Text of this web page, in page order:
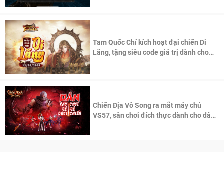
Tam Quốc Chí kích hoạt đại chiến Di
Lăng, tặng siêu code giá trị dành cho
Chiến Địa Vô Song ra mắt máy chủ
VS57, sân chơi đích thực dành cho dân